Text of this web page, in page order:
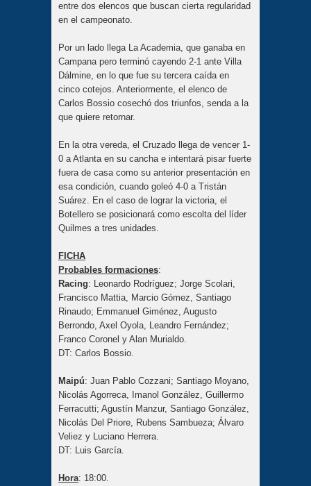
entre dos elencos que buscan cierta regularidad
en el campeonato.
Por un lado llega La Academia, que ganaba en
Campana pero terminó cayendo 2-1 ante Villa
Dálmine, en lo que fue su tercera caída en
cinco cotejos. Anteriormente, el elenco de
Carlos Bossio cosechó dos triunfos, senda a la
que quiere retornar.
En la otra vereda, el Cruzado llega de vencer 1-
0 a Atlanta en su cancha e intentará pisar fuerte
fuera de casa como su anterior presentación en
esa condición, cuando goleó 4-0 a Tristán
Suárez. En el caso de lograr la victoria, el
Botellero se posicionará como escolta del líder
Quilmes a tres unidades.
FICHA
Probables formaciones:
Racing: Leonardo Rodríguez; Jorge Scolari,
Francisco Mattia, Marcio Gómez, Santiago
Rinaudo; Emmanuel Giménez, Augusto
Berrondo, Axel Oyola, Leandro Fernández;
Franco Coronel y Alan Murialdo.
DT: Carlos Bossio.
Maipú: Juan Pablo Cozzani; Santiago Moyano,
Nicolás Agorreca, Imanol González, Guillermo
Ferracutti; Agustín Manzur, Santiago González,
Nicolás Del Priore, Rubens Sambueza; Álvaro
Veliez y Luciano Herrera.
DT: Luis García.
Hora: 18:00.